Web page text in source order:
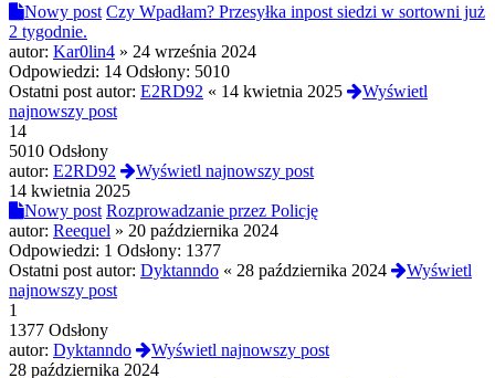
Nowy post Czy Wpadłam? Przesyłka inpost siedzi w sortowni już
2 tygodnie.
autor: Kar0lin4 » 24 września 2024
Odpowiedzi: 14 Odsłony: 5010
Ostatni post autor: E2RD92 « 14 kwietnia 2025
Wyświetl
najnowszy post
14
5010 Odsłony
autor: E2RD92
Wyświetl najnowszy post
14 kwietnia 2025
Nowy post Rozprowadzanie przez Policję
autor: Reequel » 20 października 2024
Odpowiedzi: 1 Odsłony: 1377
Ostatni post autor: Dyktanndo « 28 października 2024
Wyświetl
najnowszy post
1
1377 Odsłony
autor: Dyktanndo
Wyświetl najnowszy post
28 października 2024